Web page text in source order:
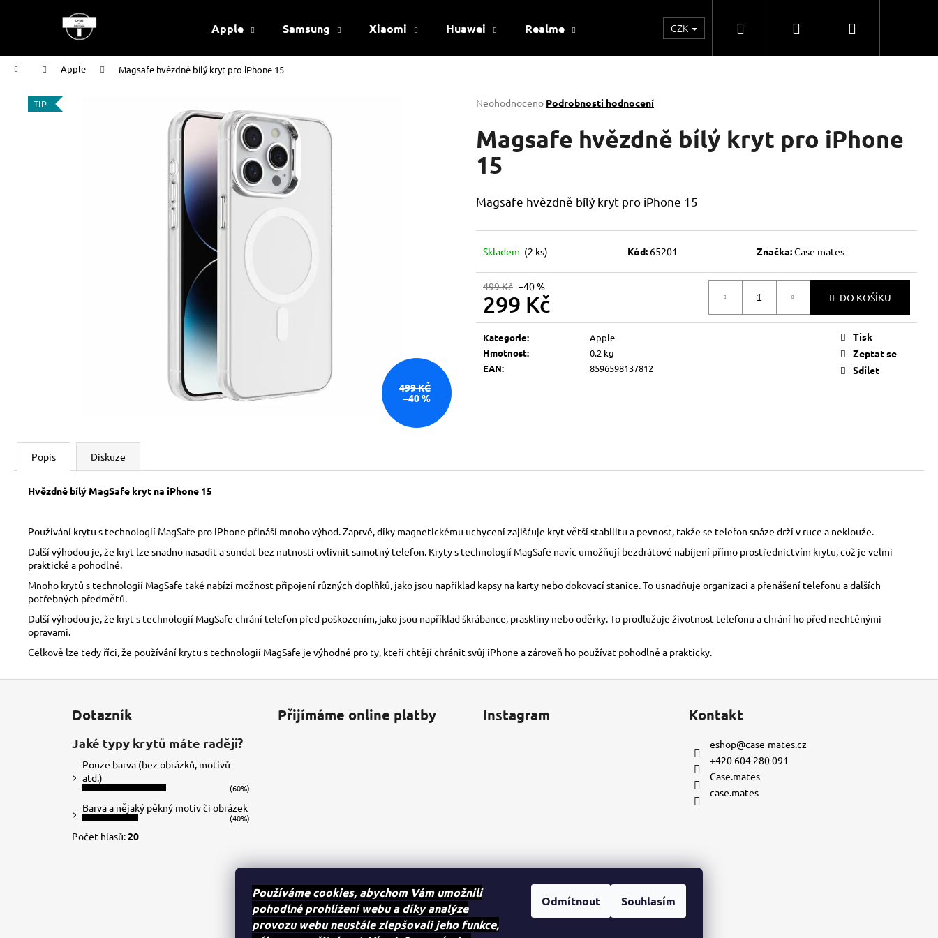
Používáme cookies, abychom Vám umožnili
pohodlné prohlížení webu a díky analýze
provozu webu neustále zlepšovali jeho funkce,
Odmítnout Souhlasím
Apple Samsung Xiaomi Huawei Realme Kontakty Obchodní spolupráce
CZK Hledat PřihlášeníNákupní
Domů Apple Magsafe hvězdně bílý kryt pro iPhone 15
Průměrné
produktu
je
0,0
hvězdiček.
Neohodnoceno Podrobnosti hodnocení
Magsafe hvězdně bílý kryt pro iPhone
15
Magsafe hvězdně bílý kryt pro iPhone 15
Skladem (2 ks) Kód: 65201 Značka:Case mates
499 Kč –40 %
299 Kč
Měrná
cena:
DO KOŠÍKU
Kategorie:
Apple
Hmotnost:
0.2 kg
EAN: 8596598137812
Tisk
Zeptat se
Sdílet
TIP
499 KČ
–40 %
Popis Diskuze
Hvězdně bílý MagSafe kryt na iPhone 15
Používání krytu s technologií MagSafe pro iPhone přináší mnoho výhod. Zaprvé, díky magnetickému uchycení zajišťuje kryt větší stabilitu a pevnost, takže se telefon snáze drží v ruce a neklouže.
Další výhodou je, že kryt lze snadno nasadit a sundat bez nutnosti ovlivnit samotný telefon. Kryty s technologií MagSafe navíc umožňují bezdrátové nabíjení přímo prostřednictvím krytu, což je velmi
praktické a pohodlné.
Mnoho krytů s technologií MagSafe také nabízí možnost připojení různých doplňků, jako jsou například kapsy na karty nebo dokovací stanice. To usnadňuje organizaci a přenášení telefonu a dalších
potřebných předmětů.
Další výhodou je, že kryt s technologií MagSafe chrání telefon před poškozením, jako jsou například škrábance, praskliny nebo oděrky. To prodlužuje životnost telefonu a chrání ho před nechtěnými
opravami.
Celkově lze tedy říci, že používání krytu s technologií MagSafe je výhodné pro ty, kteří chtějí chránit svůj iPhone a zároveň ho používat pohodlně a prakticky.
í
Zpět
do
obchodu
Zpět
do
obchodu
HLEDAT
Dotazník
Jaké typy krytů máte raději?
Pouze barva (bez obrázků, motivů
atd.)
(60%)
Barva a nějaký pěkný motiv či obrázek
(40%)
Počet hlasů:20
Přijímáme online platby Instagram Kontakt
eshop@case-mates.cz
+420 604 280 091
Case.mates
case.mates